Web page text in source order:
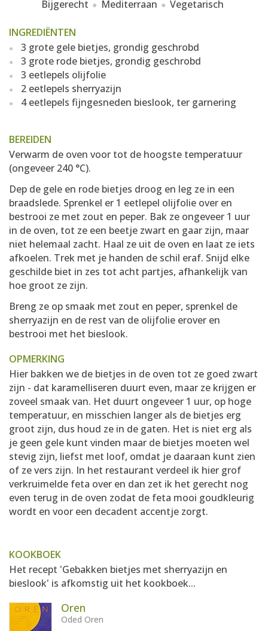
Bijgerecht Mediterraan Vegetarisch
INGREDIËNTEN
3 grote gele bietjes, grondig geschrobd
3 grote rode bietjes, grondig geschrobd
3 eetlepels olijfolie
2 eetlepels sherryazijn
4 eetlepels fijngesneden bieslook, ter garnering
BEREIDEN
Verwarm de oven voor tot de hoogste temperatuur
(ongeveer 240 °C).
Dep de gele en rode bietjes droog en leg ze in een
braadslede. Sprenkel er 1 eetlepel olijfolie over en
bestrooi ze met zout en peper. Bak ze ongeveer 1 uur
in de oven, tot ze een beetje zwart en gaar zijn, maar
niet helemaal zacht. Haal ze uit de oven en laat ze iets
afkoelen. Trek met je handen de schil eraf. Snijd elke
geschilde biet in zes tot acht partjes, afhankelijk van
hoe groot ze zijn.
Breng ze op smaak met zout en peper, sprenkel de
sherryazijn en de rest van de olijfolie erover en
bestrooi met het bieslook.
OPMERKING
Hier bakken we de bietjes in de oven tot ze goed zwart
zijn - dat karamelliseren duurt even, maar ze krijgen er
zoveel smaak van. Het duurt ongeveer 1 uur, op hoge
temperatuur, en misschien langer als de bietjes erg
groot zijn, dus houd ze in de gaten. Het is niet erg als
je geen gele kunt vinden maar de bietjes moeten wel
stevig zijn, liefst met loof, omdat je daaraan kunt zien
of ze vers zijn. In het restaurant verdeel ik hier grof
verkruimelde feta over en dan zet ik het gerecht nog
even terug in de oven zodat de feta mooi goudkleurig
wordt en voor een decadent accentje zorgt.
KOOKBOEK
Het recept 'Gebakken bietjes met sherryazijn en
bieslook' is afkomstig uit het kookboek...
Oren
Oded Oren